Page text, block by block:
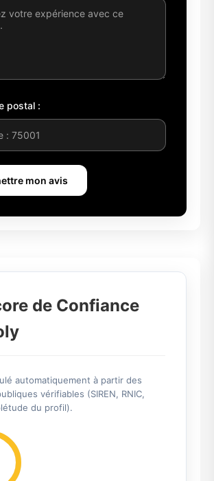
postal :
mon avis
de Confiance
automatiquement à partir des
vérifiables (SIREN, RNIC,
du profil).